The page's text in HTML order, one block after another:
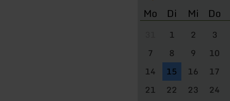
Mo Di Mi Do
1 2 3
7
8 9 10
14
15 16 17
21
22 23 24